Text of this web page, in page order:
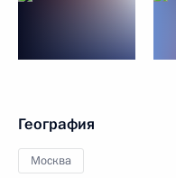
География
Москва